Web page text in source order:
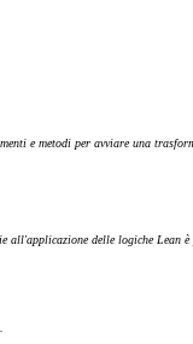
e metodi per avviare una
delle logiche